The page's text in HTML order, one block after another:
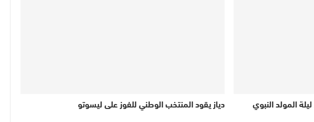
المولد النبوي دياز يقود المنتخب الوطني للفوز على ليسوتو